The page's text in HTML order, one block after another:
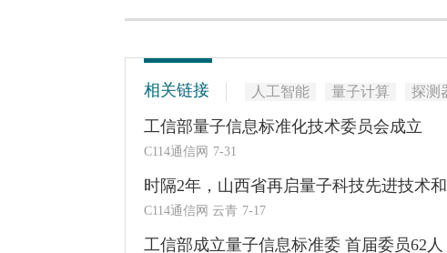
相关链接 人工智能 量子计算 探测
工信部量子信息标准化技术委员会成立
C114通信网 7-31
时隔2年，山西省再启量子科技先进技术
C114通信网 云青 7-17
工信部成立量子信息标准委 首届委员62人